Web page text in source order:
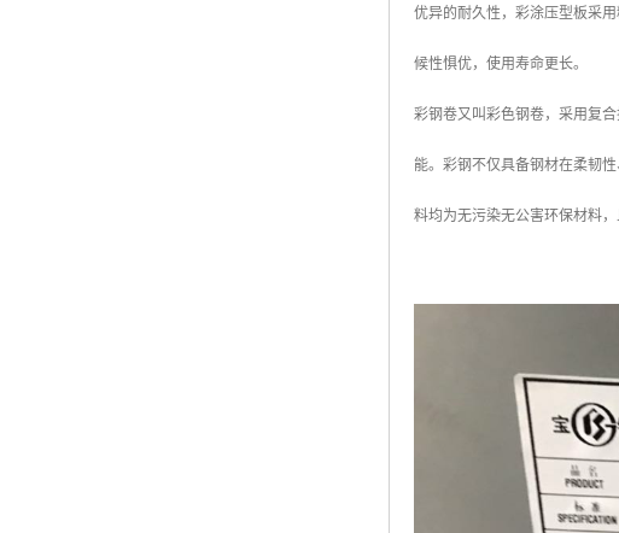
优异的耐久性，彩涂压型板采
候性惧优，使用寿命更长。
彩钢卷又叫彩色钢卷，采用复
能。彩钢不仅具备钢材在柔韧
料均为无污染无公害环保材料